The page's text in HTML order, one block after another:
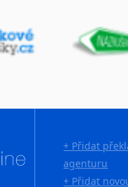
+ Přidat
agenturu
+ Přidat